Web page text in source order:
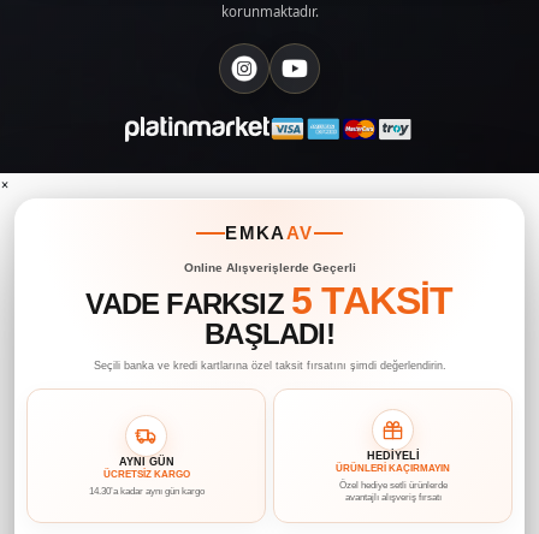
korunmaktadır.
×
EMKAAV
Online Alışverişlerde Geçerli
VADE FARKSIZ 5 TAKSİT
BAŞLADI!
Seçili banka ve kredi kartlarına özel taksit fırsatını şimdi değerlendirin.
AYNI GÜN
ÜCRETSİZ KARGO
14.30’a kadar aynı gün kargo
HEDİYELİ
ÜRÜNLERİ KAÇIRMAYIN
Özel hediye setli ürünlerde
avantajlı alışveriş fırsatı